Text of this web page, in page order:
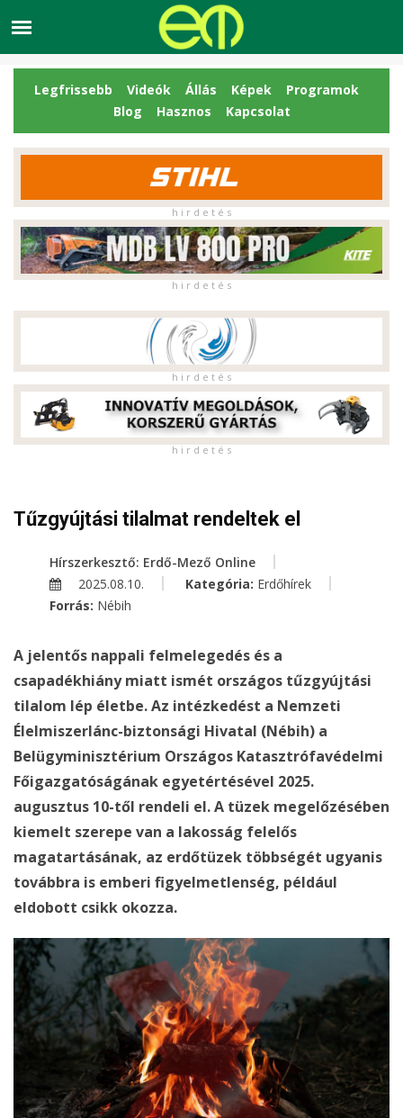
Legfrissebb Videók Állás Képek
Programok
Blog
Hasznos Kapcsolat
h i r d e t é s
h i r d e t é s
h i r d e t é s
h i r d e t é s
Tűzgyújtási tilalmat rendeltek el
Hírszerkesztő: Erdő-Mező Online
2025.08.10.
Kategória: Erdőhírek
Forrás: Nébih
A jelentős nappali felmelegedés és a
csapadékhiány miatt ismét országos tűzgyújtási
tilalom lép életbe. Az intézkedést a Nemzeti
Élelmiszerlánc-biztonsági Hivatal (Nébih) a
Belügyminisztérium Országos Katasztrófavédelmi
Főigazgatóságának egyetértésével 2025.
augusztus 10-től rendeli el. A tüzek megelőzésében
kiemelt szerepe van a lakosság felelős
magatartásának, az erdőtüzek többségét ugyanis
továbbra is emberi figyelmetlenség, például
eldobott csikk okozza.